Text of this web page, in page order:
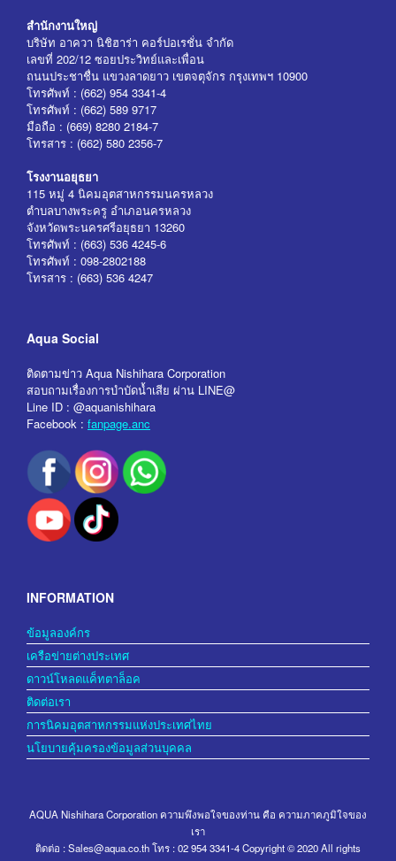
สำนักงานใหญ่
บริษัท อาควา นิชิฮาร่า คอร์ปอเรชั่น จำกัด
เลขที่ 202/12 ซอยประวิทย์และเพื่อน
ถนนประชาชื่น แขวงลาดยาว เขตจตุจักร กรุงเทพฯ 10900
โทรศัพท์ : (662) 954 3341-4
โทรศัพท์ : (662) 589 9717
มือถือ : (669) 8280 2184-7
โทรสาร : (662) 580 2356-7
โรงงานอยุธยา
115 หมู่ 4 นิคมอุตสาหกรรมนครหลวง
ตำบลบางพระครู อำเภอนครหลวง
จังหวัดพระนครศรีอยุธยา 13260
โทรศัพท์ : (663) 536 4245-6
โทรศัพท์ : 098-2802188
โทรสาร : (663) 536 4247
Aqua Social
ติดตามข่าว Aqua Nishihara Corporation
สอบถามเรื่องการบำบัดน้ำเสีย ผ่าน LINE@
Line ID : @aquanishihara
Facebook : fanpage.anc
INFORMATION
ข้อมูลองค์กร
เครือข่ายต่างประเทศ
ดาวน์โหลดแค็ทตาล็อค
ติดต่อเรา
การนิคมอุตสาหกรรมแห่งประเทศไทย
นโยบายคุ้มครองข้อมูลส่วนบุคคล
AQUA Nishihara Corporation ความพึงพอใจของท่าน คือ ความภาคภูมิใจของ
เรา
ติดต่อ : Sales@aqua.co.th โทร : 02 954 3341-4 Copyright © 2020 All rights